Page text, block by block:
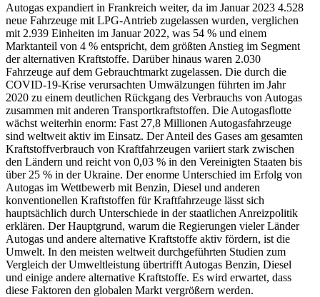
Autogas expandiert in Frankreich weiter, da im Januar 2023 4.528
neue Fahrzeuge mit LPG-Antrieb zugelassen wurden, verglichen
mit 2.939 Einheiten im Januar 2022, was 54 % und einem
Marktanteil von 4 % entspricht, dem größten Anstieg im Segment
der alternativen Kraftstoffe. Darüber hinaus waren 2.030
Fahrzeuge auf dem Gebrauchtmarkt zugelassen. Die durch die
COVID-19-Krise verursachten Umwälzungen führten im Jahr
2020 zu einem deutlichen Rückgang des Verbrauchs von Autogas
zusammen mit anderen Transportkraftstoffen. Die Autogasflotte
wächst weiterhin enorm: Fast 27,8 Millionen Autogasfahrzeuge
sind weltweit aktiv im Einsatz. Der Anteil des Gases am gesamten
Kraftstoffverbrauch von Kraftfahrzeugen variiert stark zwischen
den Ländern und reicht von 0,03 % in den Vereinigten Staaten bis
über 25 % in der Ukraine. Der enorme Unterschied im Erfolg von
Autogas im Wettbewerb mit Benzin, Diesel und anderen
konventionellen Kraftstoffen für Kraftfahrzeuge lässt sich
hauptsächlich durch Unterschiede in der staatlichen Anreizpolitik
erklären. Der Hauptgrund, warum die Regierungen vieler Länder
Autogas und andere alternative Kraftstoffe aktiv fördern, ist die
Umwelt. In den meisten weltweit durchgeführten Studien zum
Vergleich der Umweltleistung übertrifft Autogas Benzin, Diesel
und einige andere alternative Kraftstoffe. Es wird erwartet, dass
diese Faktoren den globalen Markt vergrößern werden.